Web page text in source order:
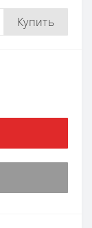
Купить